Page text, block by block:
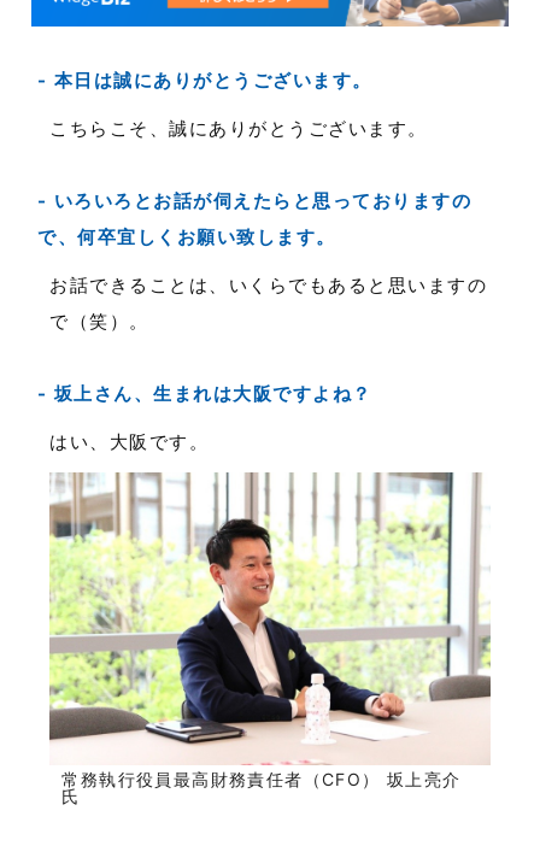
本日は誠にありがとうございます。
こちらこそ、誠にありがとうございます。
いろいろとお話が伺えたらと思っておりますの
で、何卒宜しくお願い致します。
お話できることは、いくらでもあると思いますの
で（笑）。
坂上さん、生まれは大阪ですよね？
はい、大阪です。
常務執行役員最高財務責任者（CFO） 坂上亮介
氏